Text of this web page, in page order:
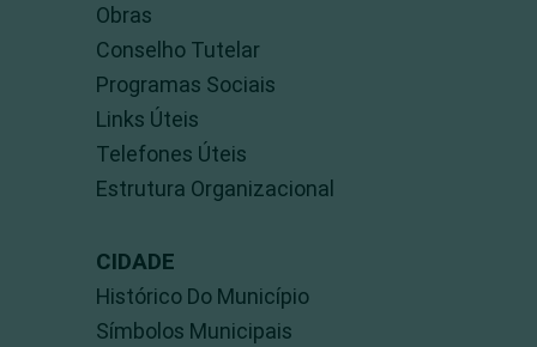
Obras
Conselho Tutelar
Programas Sociais
Links Úteis
Telefones Úteis
Estrutura Organizacional
CIDADE
Histórico Do Município
Símbolos Municipais